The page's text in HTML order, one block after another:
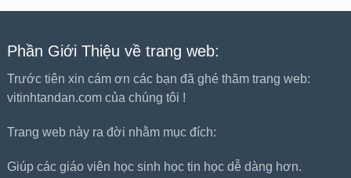
Phần Giới Thiệu về trang web:
Trước tiên xin cám ơn các bạn đã ghé thăm trang web:
vitinhtandan.com của chúng tôi !
Trang web này ra đời nhằm mục đích:
Giúp các giáo viên học sinh học tin học dễ dàng hơn.